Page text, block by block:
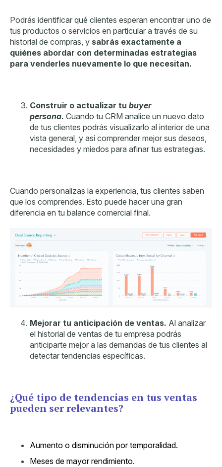
Podrás identificar qué clientes esperan encontrar uno de
tus productos o servicios en particular a través de su
historial de compras, y sabrás exactamente a
quiénes abordar con determinadas estrategias
para venderles nuevamente lo que necesitan.
Construir o actualizar tu buyer
persona. Cuando tu CRM analice un nuevo dato
de tus clientes podrás visualizarlo al interior de una
vista general, y así comprender mejor sus deseos,
necesidades y miedos para afinar tus estrategias.
Cuando personalizas la experiencia, tus clientes saben
que los comprendes. Esto puede hacer una gran
diferencia en tu balance comercial final.
Mejorar tu anticipación de ventas. Al analizar
el historial de ventas de tu empresa podrás
anticiparte mejor a las demandas de tus clientes al
detectar tendencias específicas.
¿Qué tipo de tendencias en tus ventas
pueden ser relevantes?
Aumento o disminución por temporalidad.
Meses de mayor rendimiento.